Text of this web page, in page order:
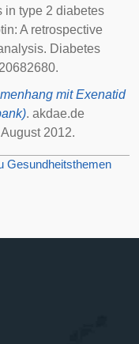
in type 2 diabetes
A retrospective
Diabetes
mit Exenatid
. akdae.de
2012.
Gesundheitsthemen